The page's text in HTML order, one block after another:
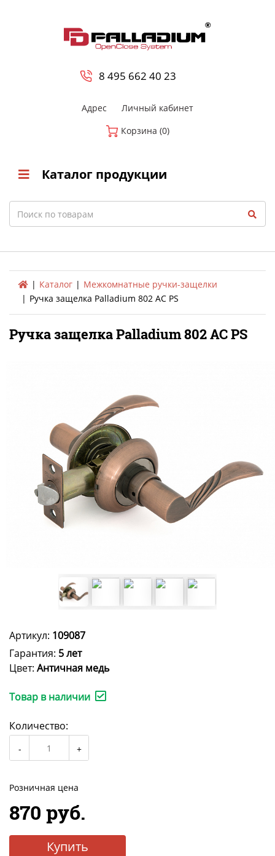
8 495 662 40 23
Адрес
Личный кабинет
Корзина (0)
Каталог продукции
Search
Каталог
Межкомнатные ручки-защелки
Ручка защелка Palladium 802 AC PS
Ручка защелка Palladium 802 AC PS
Артикул: 109087
Гарантия: 5 лет
Цвет: Античная медь
Товар в наличии
Количество:
Розничная цена
870 руб.
Купить